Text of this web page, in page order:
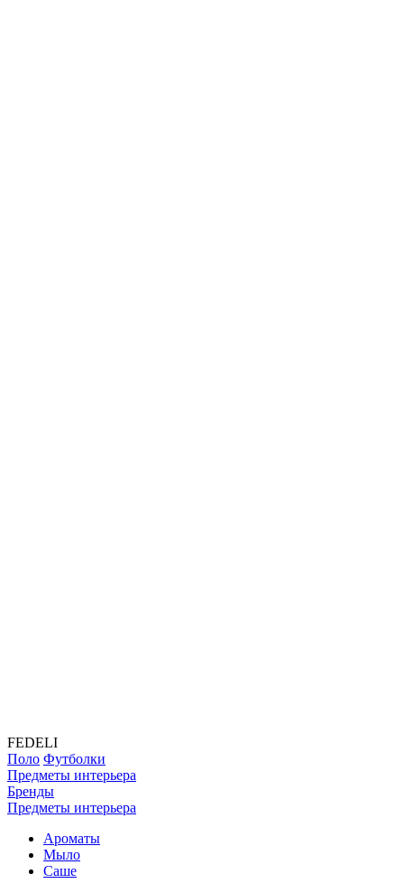
FEDELI
Поло Футболки
Предметы интерьера
Бренды
Предметы интерьера
Ароматы
Мыло
Саше